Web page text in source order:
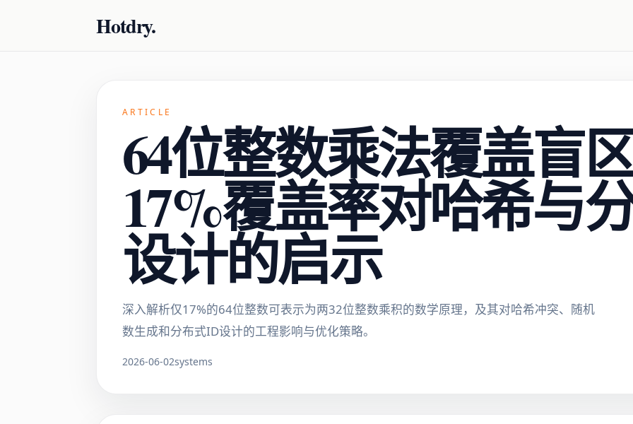
Hotdry.
ARTICLE
64位整数乘法覆盖盲
17%覆盖率对哈希与
设计的启示
深入解析仅17%的64位整数可表示为两32位整数乘积的数学原理，及其对哈希冲突、随机
数生成和分布式ID设计的工程影响与优化策略。
2026-06-02systems